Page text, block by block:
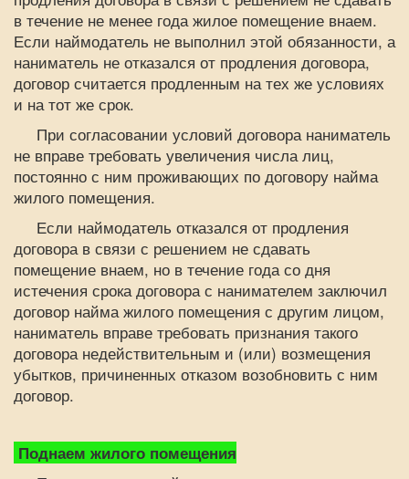
в течение не менее года жилое помещение внаем.
Если наймодатель не выполнил этой обязанности, а
наниматель не отказался от продления договора,
договор считается продленным на тех же условиях
и на тот же срок.
При согласовании условий договора наниматель
не вправе требовать увеличения числа лиц,
постоянно с ним проживающих по договору найма
жилого помещения.
Если наймодатель отказался от продления
договора в связи с решением не сдавать
помещение внаем, но в течение года со дня
истечения срока договора с нанимателем заключил
договор найма жилого помещения с другим лицом,
наниматель вправе требовать признания такого
договора недействительным и (или) возмещения
убытков, причиненных отказом возобновить с ним
договор.
Поднаем жилого помещения